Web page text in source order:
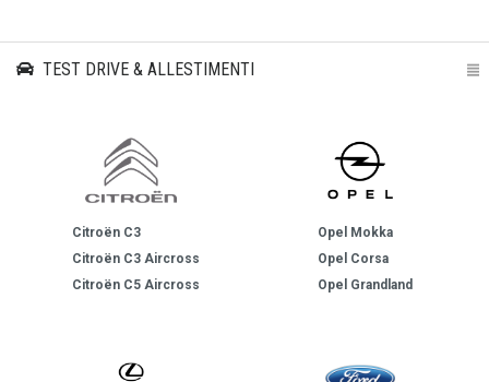
TEST DRIVE & ALLESTIMENTI
Citroën C3
Citroën C3 Aircross
Citroën C5 Aircross
Opel Mokka
Opel Corsa
Opel Grandland